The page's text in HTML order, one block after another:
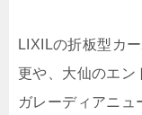
LIXILの折板型カ
更や、大仙のエン
ガレーディアニュ